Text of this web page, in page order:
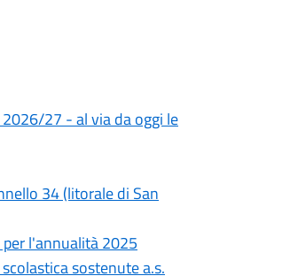
27 - al via da oggi le
34 (litorale di San
l'annualità 2025
sostenute a.s.